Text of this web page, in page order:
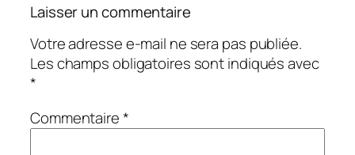
Laisser un commentaire
Votre adresse e-mail ne sera pas publiée.
Les champs obligatoires sont indiqués avec
*
Commentaire*